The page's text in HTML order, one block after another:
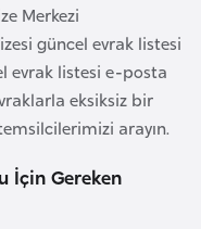
Merkezi
güncel evrak listesi
evrak listesi e-posta
eksiksiz bir
arayın.
İçin Gereken